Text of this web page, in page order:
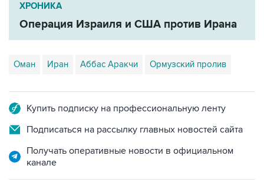
ХРОНИКА
Операция Израиля и США против Ирана
Оман Иран Аббас Аракчи Ормузский пролив
Купить подписку на профессиональную ленту
Подписаться на рассылку главных новостей сайта
Получать оперативные новости в официальном
канале